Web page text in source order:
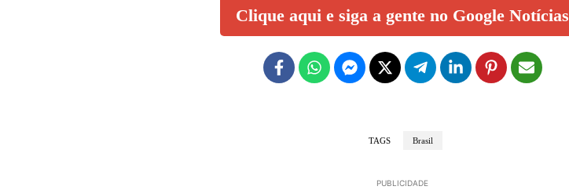
Clique aqui e siga a gente no Google Notícias
TAGS Brasil
PUBLICIDADE